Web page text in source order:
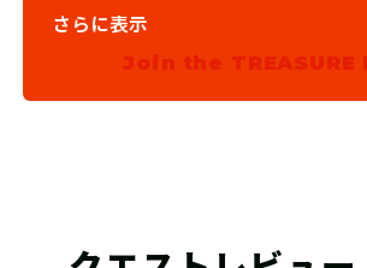
12歳以上推奨
さらに表示
Join the TREASURE